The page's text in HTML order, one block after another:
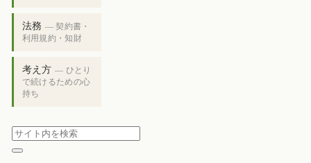
法務 — 契約書・
利用規約・知財
考え方 — ひとり
で続けるための心
持ち